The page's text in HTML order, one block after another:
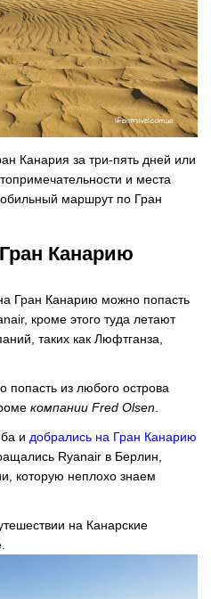
Канария за три-пять дней или
и места
маршрут по Гран
Канарию
Гран Канарию можно попасть
кроме этого туда летают
таких как Люфтганза,
из любого острова
компании Fred Olsen
и добрались на Гран Канарию
Ryanair в Берлин,
которую неплохо знаем
на Канарские